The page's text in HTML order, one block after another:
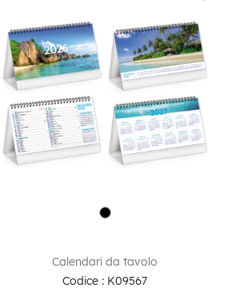
Calendari da tavolo
Codice : K09567